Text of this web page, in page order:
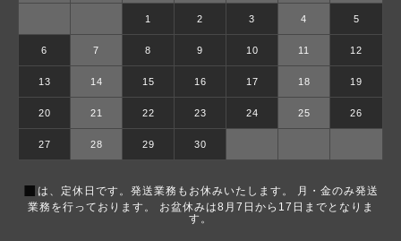
1 2 3 4 5
6 7 8 9 10 11 12
13 14 15 16 17 18 19
20 21 22 23 24 25 26
27 28 29 30
■ は、定休日です。発送業務もお休みいたします。 月・金のみ発送
業務を行っております。 お盆休みは8月7日から17日までとなりま
す。